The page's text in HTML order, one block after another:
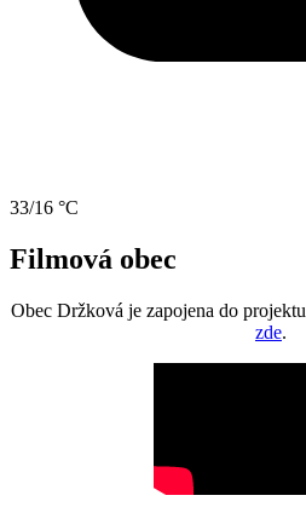
33/16 °C
Filmová obec
Obec Držková je zapojena do projektu
zde.